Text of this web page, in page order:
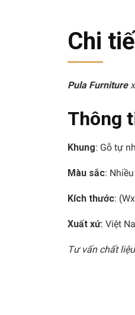
Chi
Pula Furniture
Thông
Khung: Gỗ tự
Màu sắc:
Kích thước:
Xuất xứ: Việt
Tư vấn chất